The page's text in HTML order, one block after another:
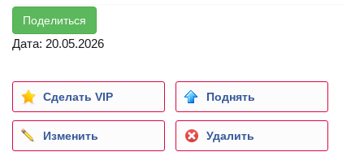
Поделиться
Дата: 20.05.2026
Сделать VIP Поднять
Изменить Удалить